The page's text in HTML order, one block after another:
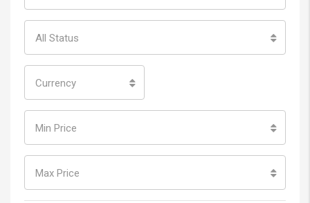
All Status
Currency
Min Price
Max Price